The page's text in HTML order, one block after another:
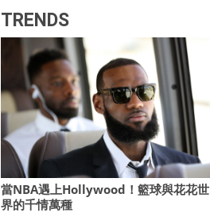
TRENDS
當NBA遇上Hollywood！籃球與花花世
界的千情萬種